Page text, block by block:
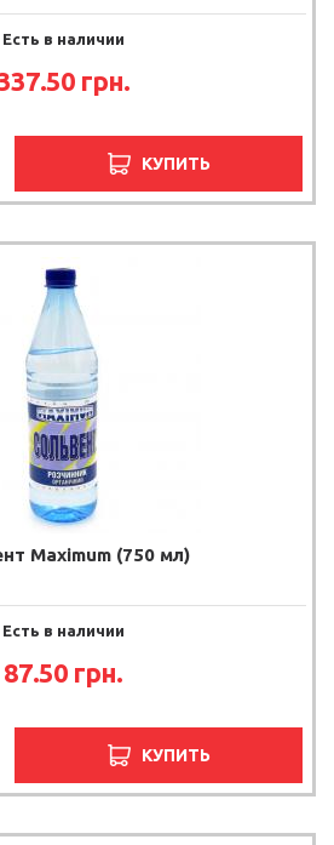
Есть в наличии
грн.
КУПИТЬ
Maximum (750 мл)
Есть в наличии
87.50 грн.
КУПИТЬ